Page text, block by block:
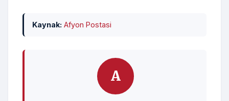
Kaynak: Afyon Postasi
A